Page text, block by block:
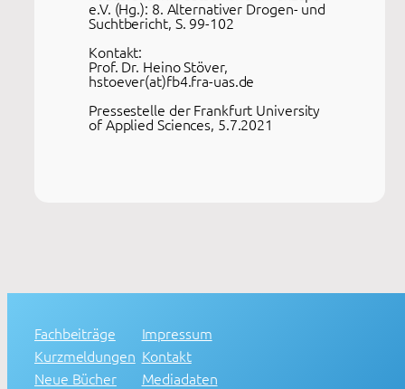
e.V. (Hg.): 8. Alternativer Drogen- und
Suchtbericht, S. 99-102
Kontakt:
Prof. Dr. Heino Stöver,
hstoever(at)fb4.fra-uas.de
Pressestelle der Frankfurt University
of Applied Sciences, 5.7.2021
Fachbeiträge
Kurzmeldungen
Neue Bücher
Impressum
Kontakt
Mediadaten